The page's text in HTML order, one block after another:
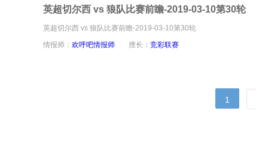
英超切尔西 vs 狼队比赛前瞻-2019-03-10第30轮
英超切尔西 vs 狼队比赛前瞻-2019-03-10第30轮
情报师： 欢呼吧情报师 擅长： 竞彩联赛
1